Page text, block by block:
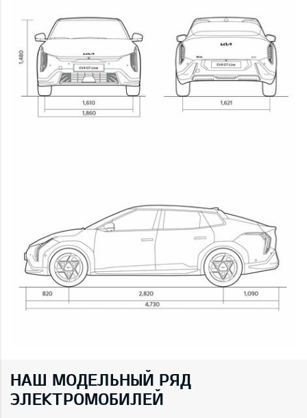
НАШ МОДЕЛЬНЫЙ РЯД
ЭЛЕКТРОМОБИЛЕЙ